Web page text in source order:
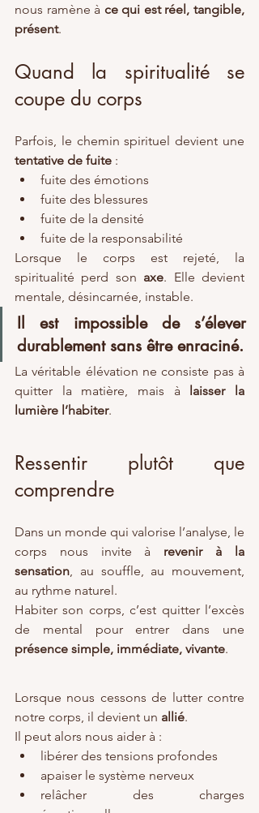
nous ramène à ce qui est réel, tangible,
présent.
Quand la spiritualité se
coupe du corps
tentative de fuite :
fuite des émotions
fuite des blessures
fuite de la densité
fuite de la responsabilité
Lorsque le corps est rejeté, la
spiritualité perd son axe. Elle devient
mentale, désincarnée, instable.
Il est impossible de s’élever
durablement sans être enraciné.
La véritable élévation ne consiste pas à
quitter la matière, mais à laisser la
lumière l’habiter.
Ressentir plutôt que
comprendre
Dans un monde qui valorise l’analyse, le
corps nous invite à revenir à la
sensation , au souffle, au mouvement,
au rythme naturel.
Habiter son corps, c’est quitter l’excès
présence simple, immédiate, vivante.
Lorsque nous cessons de lutter contre
notre corps, il devient un allié.
Il peut alors nous aider à :
libérer des tensions profondes
apaiser le système nerveux
relâcher des charges